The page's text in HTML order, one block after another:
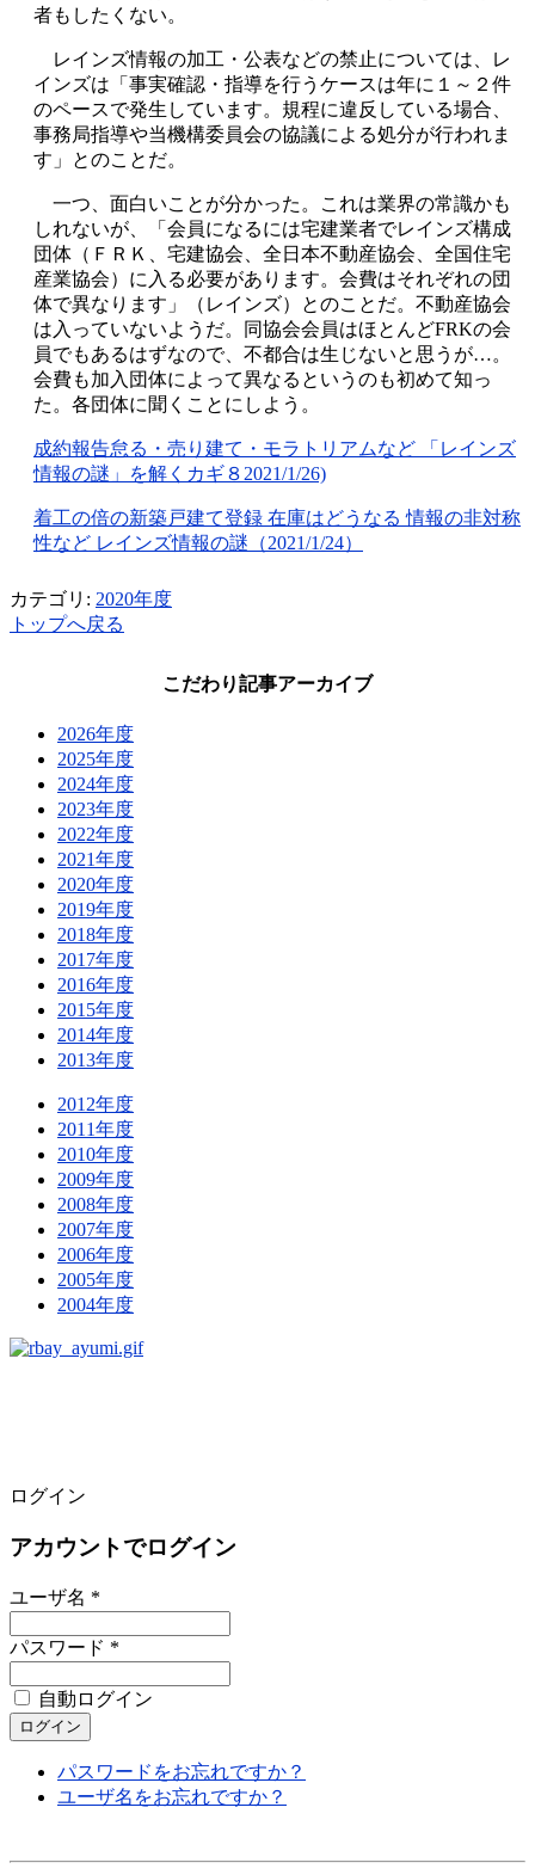
者もしたくない。
レインズ情報の加工・公表などの禁止については、レ
インズは「事実確認・指導を行うケースは年に１～２件
のペースで発生しています。規程に違反している場合、
事務局指導や当機構委員会の協議による処分が行われま
す」とのことだ。
一つ、面白いことが分かった。これは業界の常識かも
しれないが、「会員になるには宅建業者でレインズ構成
団体（ＦＲＫ、宅建協会、全日本不動産協会、全国住宅
産業協会）に入る必要があります。会費はそれぞれの団
体で異なります」（レインズ）とのことだ。不動産協会
は入っていないようだ。同協会会員はほとんどFRKの会
員でもあるはずなので、不都合は生じないと思うが…。
会費も加入団体によって異なるというのも初めて知っ
た。各団体に聞くことにしよう。
成約報告怠る・売り建て・モラトリアムなど 「レインズ
情報の謎」を解くカギ８2021/1/26)
着工の倍の新築戸建て登録 在庫はどうなる 情報の非対称
性など レインズ情報の謎（2021/1/24）
カテゴリ: 2020年度
トップへ戻る
こだわり記事アーカイブ
2026年度
2025年度
2024年度
2023年度
2022年度
2021年度
2020年度
2019年度
2018年度
2017年度
2016年度
2015年度
2014年度
2013年度
2012年度
2011年度
2010年度
2009年度
2008年度
2007年度
2006年度
2005年度
2004年度
ログイン
アカウントでログイン
ユーザ名 *
パスワード *
自動ログイン
パスワードをお忘れですか？
ユーザ名をお忘れですか？